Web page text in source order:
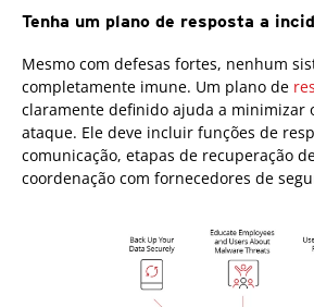
Tenha um plano de resposta a
Mesmo com defesas fortes, nenhum
completamente imune. Um plano de
claramente definido ajuda a minimizar
ataque. Ele deve incluir funções de
comunicação, etapas de recuperação
coordenação com fornecedores de